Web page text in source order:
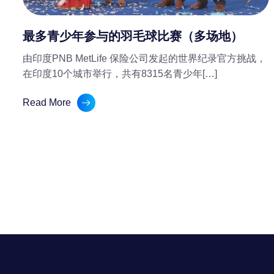
最多青少年参与的羽毛球比赛（多场地）
由印度PNB MetLife 保险公司发起的世界纪录官方挑战，
在印度10个城市举行，共有8315名青少年[…]
Read More